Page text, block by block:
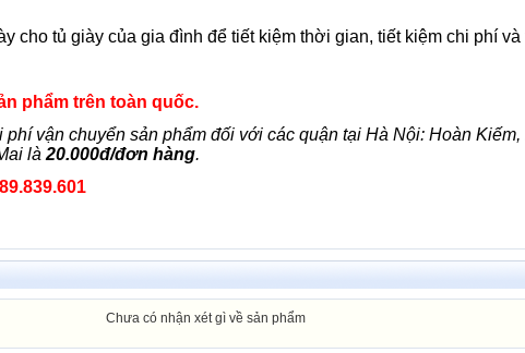
cho tủ giày của gia đình để tiết kiệm thời gian, tiết kiệm chi phí
phẩm trên toàn quốc.
phí vận chuyển sản phẩm đối với các quận tại Hà Nội: Hoàn
là 20.000đ/đơn hàng.
Chưa có nhận xét gì về sản phẩm